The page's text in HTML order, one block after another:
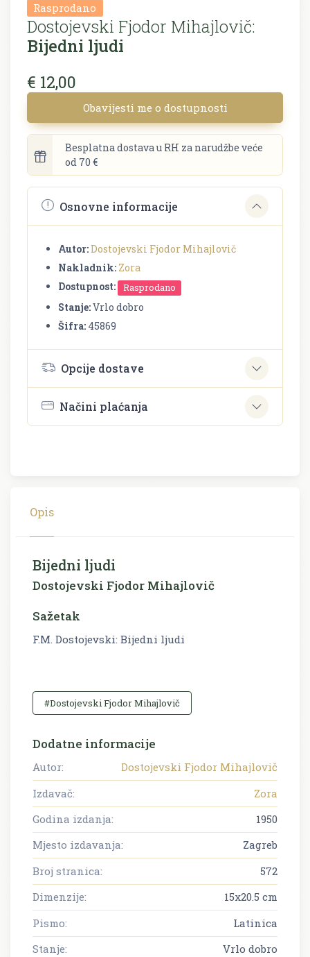
Rasprodano
Dostojevski Fjodor Mihajlovič:
Bijedni ljudi
€ 12,00
Obavijesti me o dostupnosti
Besplatna dostava u RH za narudžbe veće
od 70 €
Osnovne informacije
Autor:Dostojevski Fjodor Mihajlovič
Nakladnik: Zora
Dostupnost:
Rasprodano
Stanje:Vrlo dobro
Šifra: 45869
Opcije dostave
Načini plaćanja
Opis
Bijedni ljudi
Dostojevski Fjodor Mihajlovič
Sažetak
F.M. Dostojevski: Bijedni ljudi
#Dostojevski Fjodor Mihajlovič
Dodatne informacije
Autor:
Dostojevski Fjodor Mihajlovič
Izdavač:
Zora
Godina izdanja:
1950
Mjesto izdavanja:
Zagreb
Broj stranica:
572
Dimenzije:
15x20.5 cm
Pismo:
Latinica
Stanje:
Vrlo dobro